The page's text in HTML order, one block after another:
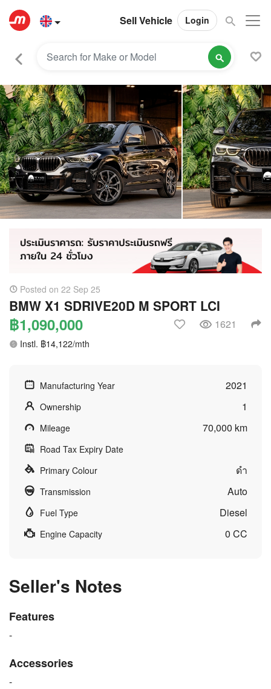
Sell Vehicle Login
Posted on 22 Sep 25
BMW X1 SDRIVE20D M SPORT LCI
฿1,090,000 1621
Instl. ฿14,122/mth
Manufacturing Year 2021
Ownership 1
Mileage 70,000 km
Road Tax Expiry Date
Primary Colour
ดำ
Transmission Auto
Fuel Type Diesel
Engine Capacity 0 CC
Seller's Notes
Features
-
Accessories
-